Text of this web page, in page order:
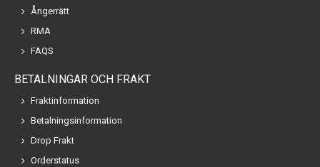
Ångerrätt
RMA
FAQS
BETALNINGAR OCH FRAKT
Fraktinformation
Betalningsinformation
Drop Frakt
Orderstatus